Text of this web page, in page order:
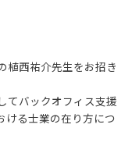
植西祐介先生をお招き
てバックオフィス支援
ける士業の在り方につ